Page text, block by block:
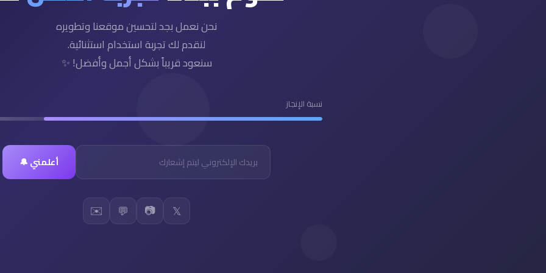
نحن نعمل بجد لتحسين موقعنا وتطويره
لنقدم لك تجربة استخدام استثنائية.
سنعود قريباً بشكل أجمل وأفضل! ✨
نسبة الإنجاز
أعلمني 🔔
𝕏
📷
💬
✉️